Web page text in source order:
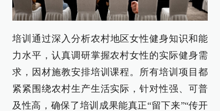
培训通过深入分析农村地区女性健身知识和能
力水平 ， 认真调研掌握农村女性的实际健身需
求， 因材施教安排培训课程。所有培训项目都
紧紧围绕农村生产生活实际，针对性强、可普
及性高 ， 确保了培训成果能真正“留下来”“传开